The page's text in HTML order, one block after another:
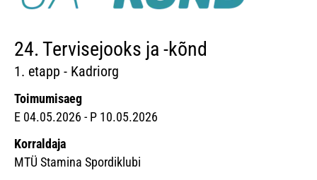
24. Tervisejooks ja -kõnd
1. etapp - Kadriorg
Toimumisaeg
E 04.05.2026 - P 10.05.2026
Korraldaja
MTÜ Stamina Spordiklubi